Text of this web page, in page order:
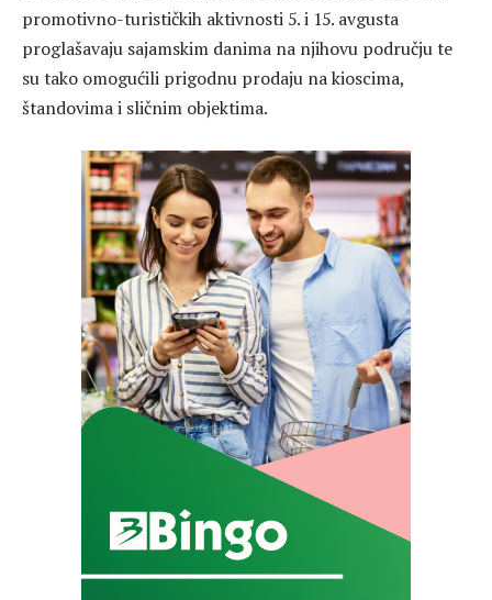
promotivno-turističkih aktivnosti 5. i 15. avgusta
proglašavaju sajamskim danima na njihovu području te
su tako omogućili prigodnu prodaju na kioscima,
štandovima i sličnim objektima.